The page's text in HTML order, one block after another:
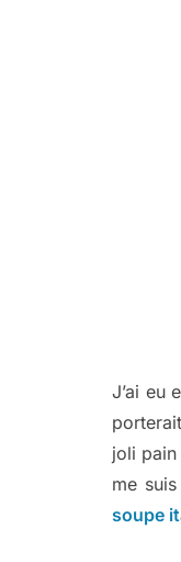
J’ai eu
joli
me
soupe